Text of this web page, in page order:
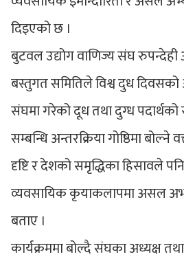
दिइएको छ ।
बुटवल उद्योग वाणिज्य संघ
बस्तुगत समितिले विश्व दुध
संघमा गरेको दूध तथा दुग्ध
सम्बन्धि अन्तरक्रिया गोष्ठिमा
दृष्टि र देशको समृद्धिका हिसावले
व्यवसायिक कृयाकलापमा असल
बताए ।
कार्यक्रममा बोल्दै संघका अध्यक्ष